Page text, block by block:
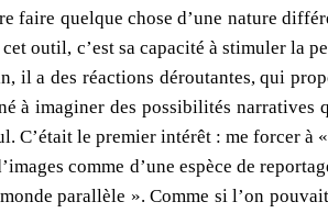
faire quelque chose d’une nature
outil, c’est sa capacité à stimuler la
il a des réactions déroutantes, qui
à imaginer des possibilités
C’était le premier intérêt : me forcer à
comme d’une espèce de
parallèle ». Comme si l’on